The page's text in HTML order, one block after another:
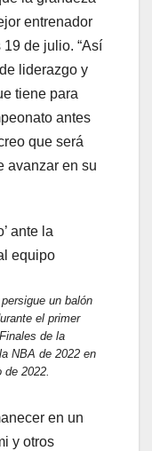
entrenador
de julio. “Así
liderazgo y
tiene para
antes
que será
avanzar en su
ante la
equipo
un balón
el primer
de la
NBA de 2022 en
de 2022.
en un
y otros